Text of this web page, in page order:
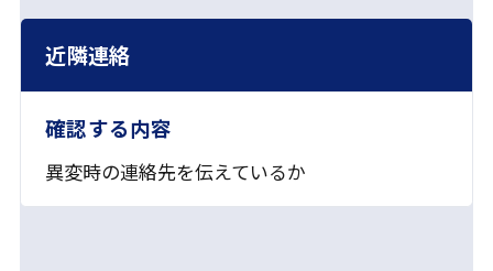
近隣連絡
異変時の連絡先を伝えているか